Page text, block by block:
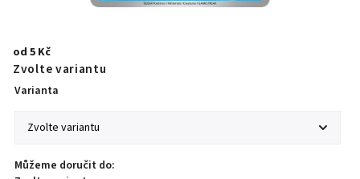
od 5 Kč
Zvolte variantu
Varianta
Můžeme doručit do: